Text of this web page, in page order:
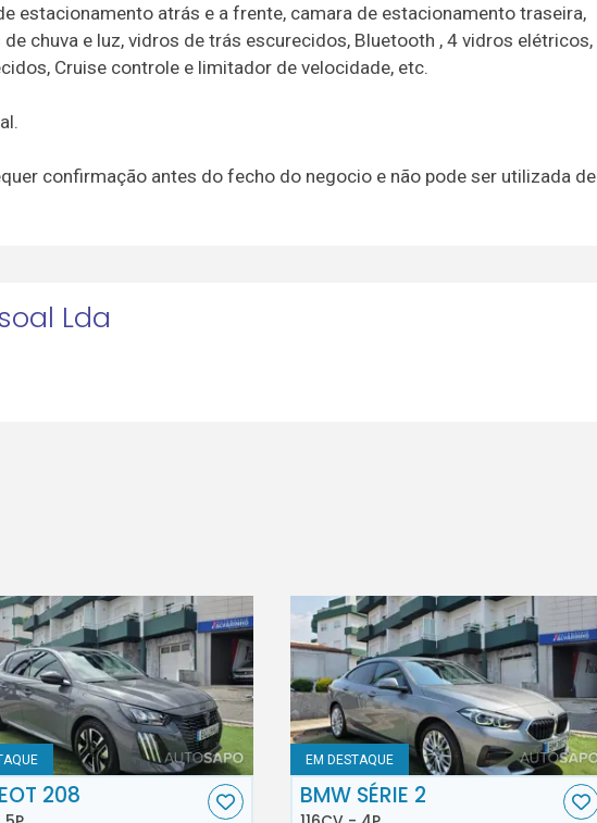
estacionamento atrás e a frente, camara de estacionamento traseira,
chuva e luz, vidros de trás escurecidos, Bluetooth , 4 vidros elétricos,
Cruise controle e limitador de velocidade, etc.
confirmação antes do fecho do negocio e não pode ser utilizada de
Lda
208
EM DESTAQUE
BMW SÉRIE 2